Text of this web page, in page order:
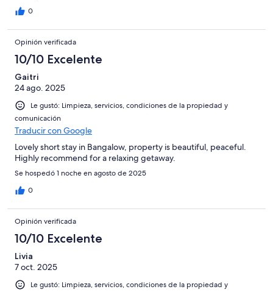
0
Opinión verificada
10/10 Excelente
Gaitri
24 ago. 2025
Le gustó: Limpieza, servicios, condiciones de la propiedad y
comunicación
Traducir con Google
Lovely short stay in Bangalow, property is beautiful, peaceful.
Highly recommend for a relaxing getaway.
Se hospedó 1 noche en agosto de 2025
0
Opinión verificada
10/10 Excelente
Livia
7 oct. 2025
Le gustó: Limpieza, servicios, condiciones de la propiedad y